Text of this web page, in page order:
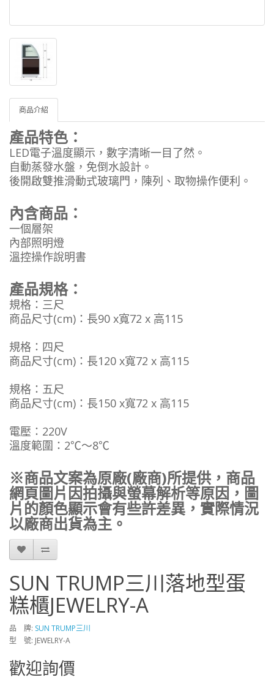
商品介紹
產品特色：
LED電子溫度顯示，數字清晰一目了然。
自動蒸發水盤，免倒水設計。
後開啟雙推滑動式玻璃門，陳列、取物操作便利。
內含商品：
一個層架
內部照明燈
溫控操作說明書
產品規格：
規格：三尺
商品尺寸(cm)：長90 x寬72 x 高115
規格：四尺
商品尺寸(cm)：長120 x寬72 x 高115
規格：五尺
商品尺寸(cm)：長150 x寬72 x 高115
電壓：220V
溫度範圍：2℃～8℃
※商品文案為原廠(廠商)所提供，商品
網頁圖片因拍攝與螢幕解析等原因，圖
片的顏色顯示會有些許差異，實際情況
以廠商出貨為主。
SUN TRUMP三川落地型蛋
糕櫃JEWELRY-A
品 牌: SUN TRUMP三川
型 號: JEWELRY-A
歡迎詢價